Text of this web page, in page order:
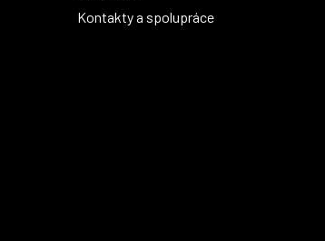
Kontakty a spolupráce